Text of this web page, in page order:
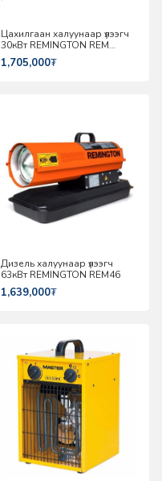
Цахилгаан халуунаар үлээгч
30кВт REMINGTON REM
30ERA
1,705,000₮
Дизель халуунаар үлээгч
63кВт REMINGTON REM46
1,639,000₮